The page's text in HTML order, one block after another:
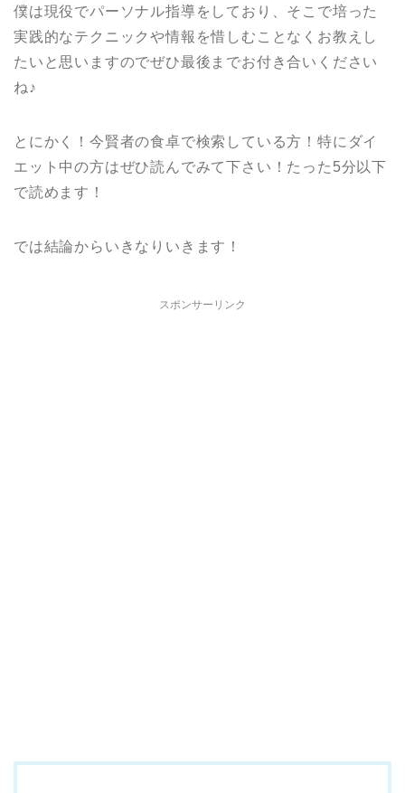
僕は現役でパーソナル指導をしており、そこで培った
実践的なテクニックや情報を惜しむことなくお教えし
たいと思いますのでぜひ最後までお付き合いください
ね♪
とにかく！今賢者の食卓で検索している方！特にダイ
エット中の方はぜひ読んでみて下さい！たった5分以下
で読めます！
では結論からいきなりいきます！
スポンサーリンク